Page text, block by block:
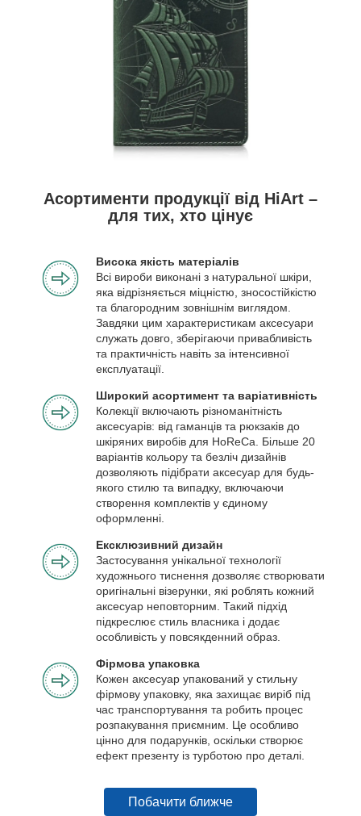
Асортименти продукції від HiArt –
для тих, хто цінує
Висока якість матеріалів
Всі вироби виконані з натуральної шкіри,
яка відрізняється міцністю, зносостійкістю
та благородним зовнішнім виглядом.
Завдяки цим характеристикам аксесуари
служать довго, зберігаючи привабливість
та практичність навіть за інтенсивної
експлуатації.
Широкий асортимент та варіативність
Колекції включають різноманітність
аксесуарів: від гаманців та рюкзаків до
шкіряних виробів для HoReCa. Більше 20
варіантів кольору та безліч дизайнів
дозволяють підібрати аксесуар для будь-
якого стилю та випадку, включаючи
створення комплектів у єдиному
оформленні.
Ексклюзивний дизайн
Застосування унікальної технології
художнього тиснення дозволяє створювати
оригінальні візерунки, які роблять кожний
аксесуар неповторним. Такий підхід
підкреслює стиль власника і додає
особливість у повсякденний образ.
Фірмова упаковка
Кожен аксесуар упакований у стильну
фірмову упаковку, яка захищає виріб під
час транспортування та робить процес
розпакування приємним. Це особливо
цінно для подарунків, оскільки створює
ефект презенту із турботою про деталі.
Побачити ближче